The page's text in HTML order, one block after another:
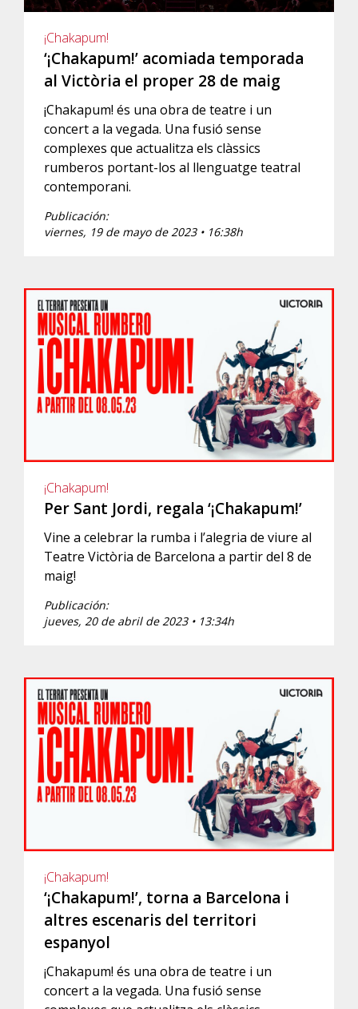
¡Chakapum!
‘¡Chakapum!’ acomiada temporada
al Victòria el proper 28 de maig
¡Chakapum! és una obra de teatre i un
concert a la vegada. Una fusió sense
complexes que actualitza els clàssics
rumberos portant-los al llenguatge teatral
contemporani.
Publicación:
viernes, 19 de mayo de 2023 • 16:38h
¡Chakapum!
Per Sant Jordi, regala ‘¡Chakapum!’
Vine a celebrar la rumba i l’alegria de viure al
Teatre Victòria de Barcelona a partir del 8 de
maig!
Publicación:
jueves, 20 de abril de 2023 • 13:34h
¡Chakapum!
‘¡Chakapum!’, torna a Barcelona i
altres escenaris del territori
espanyol
¡Chakapum! és una obra de teatre i un
concert a la vegada. Una fusió sense